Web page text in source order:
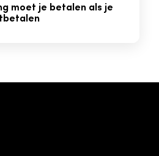
moet je betalen als je